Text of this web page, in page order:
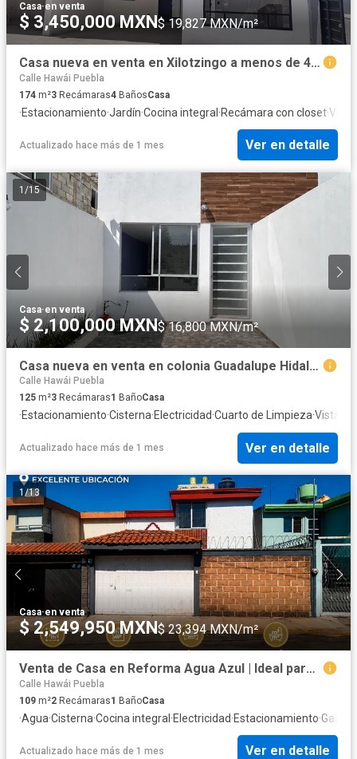
Casa·en venta
$ 3,450,000 MXN$ 19,827 MXN/m²
Casa nueva en venta en Xilotzingo a menos de 4 km de CU BUAP
Calle Hawái Puebla
174 m²3 Recámaras4 BañosCasa
·Estacionamiento·Jardín·Cocina integral ·Recámara con closet·Vista
Actualizado hace más de 1 mes Ver en detalle
1 /15
Casa·en venta
$ 2,100,000 MXN$ 16,800 MXN/m²
Casa nueva en venta en colonia Guadalupe Hidalgo
Calle Hawái Puebla
125 m²3 Recámaras1 BañoCasa
·Estacionamiento·Cisterna·Electricidad·Cuarto de Limpieza·Vista
Actualizado hace más de 1 mes Ver en detalle
1 /13
Casa·en venta
$ 2,549,950 MXN$ 23,394 MXN/m²
Venta de Casa en Reforma Agua Azul | Ideal para el gusto por la tranquilidad y la zona
Calle Hawái Puebla
109 m²2 Recámaras1 BañoCasa
·Agua·Cisterna·Cocina integral ·Electricidad·Estacionamiento·Gas
Actualizado hace más de 1 mes Ver en detalle